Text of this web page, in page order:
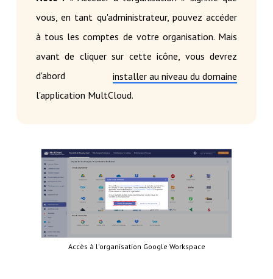
vous, en tant qu'administrateur, pouvez accéder
à tous les comptes de votre organisation. Mais
avant de cliquer sur cette icône, vous devrez
d'abordinstaller au niveau du domaine
l'application MultCloud.
Accès à l'organisation Google Workspace